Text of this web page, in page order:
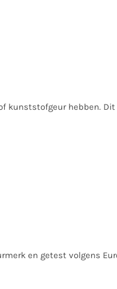
hebben.
en getest volgens